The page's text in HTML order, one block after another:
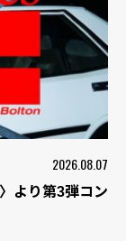
2026.08.07
より第3弾コン